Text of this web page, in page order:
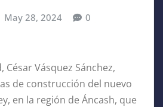
May 28, 2024 0
César Vásquez Sánchez,
de construcción del nuevo
en la región de Áncash, que